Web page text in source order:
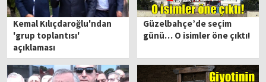
Kemal Kılıçdaroğlu'ndan
'grup toplantısı'
açıklaması
Güzelbahçe’de seçim
günü… O isimler öne çıktı!